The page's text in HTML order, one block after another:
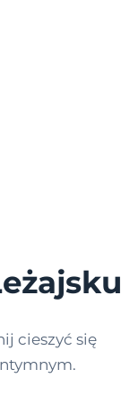
cieszyć się